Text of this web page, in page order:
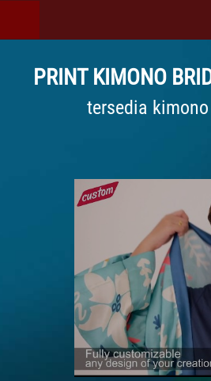
PRINT KIMONO
tersedia